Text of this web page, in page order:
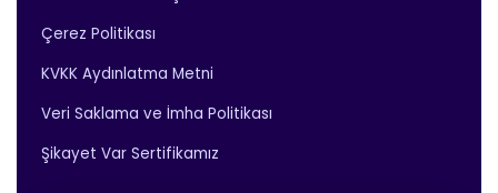
Çerez Politikası
KVKK Aydınlatma Metni
Veri Saklama ve İmha Politikası
Şikayet Var Sertifikamız